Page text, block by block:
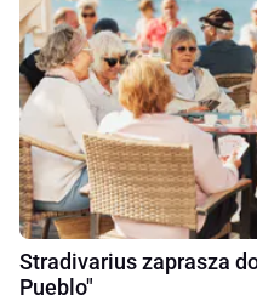
Stradivarius zaprasza
Pueblo"